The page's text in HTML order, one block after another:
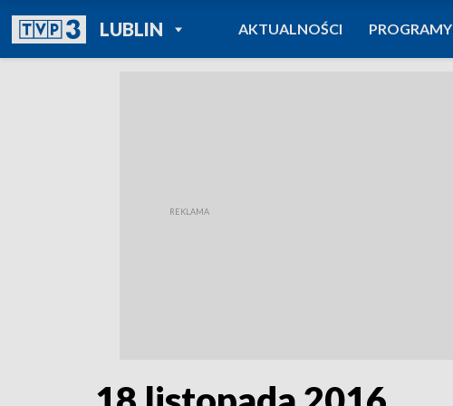
LUBLINPOWRÓT DO
TVP REGIONY
AKTUALNOŚCI PROGRAMY